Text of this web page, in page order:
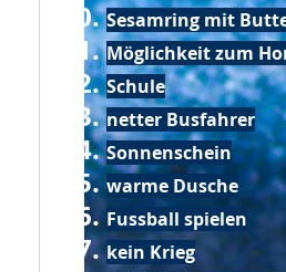
Sesamring mit
Möglichkeit zum
Schule
netter Busfahrer
Sonnenschein
warme Dusche
Fussball spielen
kein Krieg